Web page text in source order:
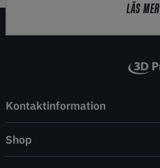
LÄS MER
Kontaktinformation
Shop